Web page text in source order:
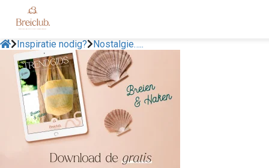
Inspiratie nodig? Nostalgie…..